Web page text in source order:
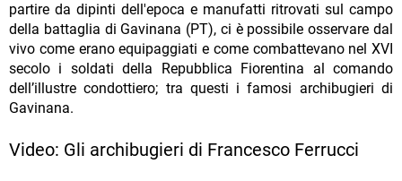
partire da dipinti dell'epoca e manufatti ritrovati sul campo
della battaglia di Gavinana (PT), ci è possibile osservare dal
vivo come erano equipaggiati e come combattevano nel XVI
secolo i soldati della Repubblica Fiorentina al comando
dell’illustre condottiero; tra questi i famosi archibugieri di
Gavinana.
Video: Gli archibugieri di Francesco Ferrucci